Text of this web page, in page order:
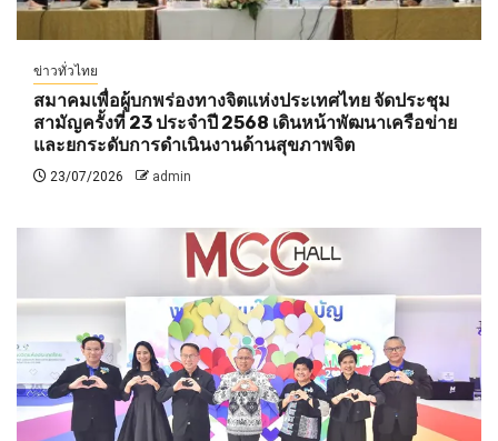
ข่าวทั่วไทย
สมาคมเพื่อผู้บกพร่องทางจิตแห่งประเทศไทย จัดประชุม
สามัญครั้งที่ 23 ประจำปี 2568 เดินหน้าพัฒนาเครือข่าย
และยกระดับการดำเนินงานด้านสุขภาพจิต
23/07/2026 admin